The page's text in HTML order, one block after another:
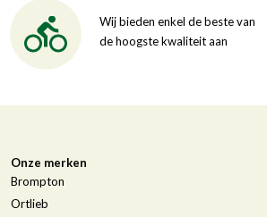
Wij bieden enkel de beste van
de hoogste kwaliteit aan
Onze merken
Brompton
Ortlieb